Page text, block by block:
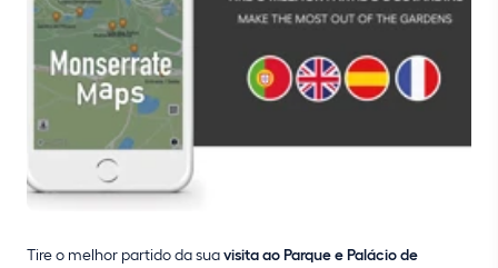
Tire o melhor partido da suavisita ao Parque e Palácio de